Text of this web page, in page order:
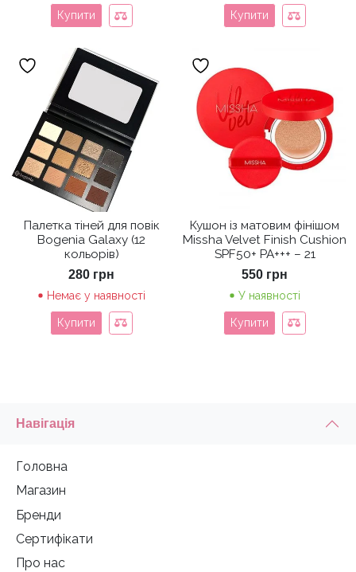
Купити Купити
Палетка тіней для повік
Bogenia Galaxy (12
кольорів)
280 грн
Немає у наявності
Купити
Кушон із матовим фінішом
Missha Velvet Finish Cushion
SPF50+ PA+++ – 21
550 грн
У наявності
Купити
Навігація
Головна
Магазин
Бренди
Сертифікати
Про нас